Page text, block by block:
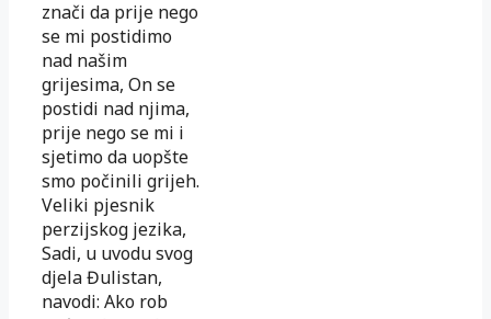
znači da prije nego
se mi postidimo
nad našim
grijesima, On se
postidi nad njima,
prije nego se mi i
sjetimo da uopšte
smo počinili grijeh.
Veliki pjesnik
perzijskog jezika,
Sadi, u uvodu svog
djela Đulistan,
navodi: Ako rob